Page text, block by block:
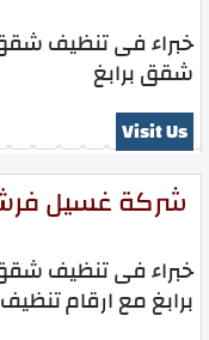
خبراء فى تنظيف
شقق برابغ
Visit Us
شركة غسيل
خبراء فى تنظيف
برابغ مع ارقام